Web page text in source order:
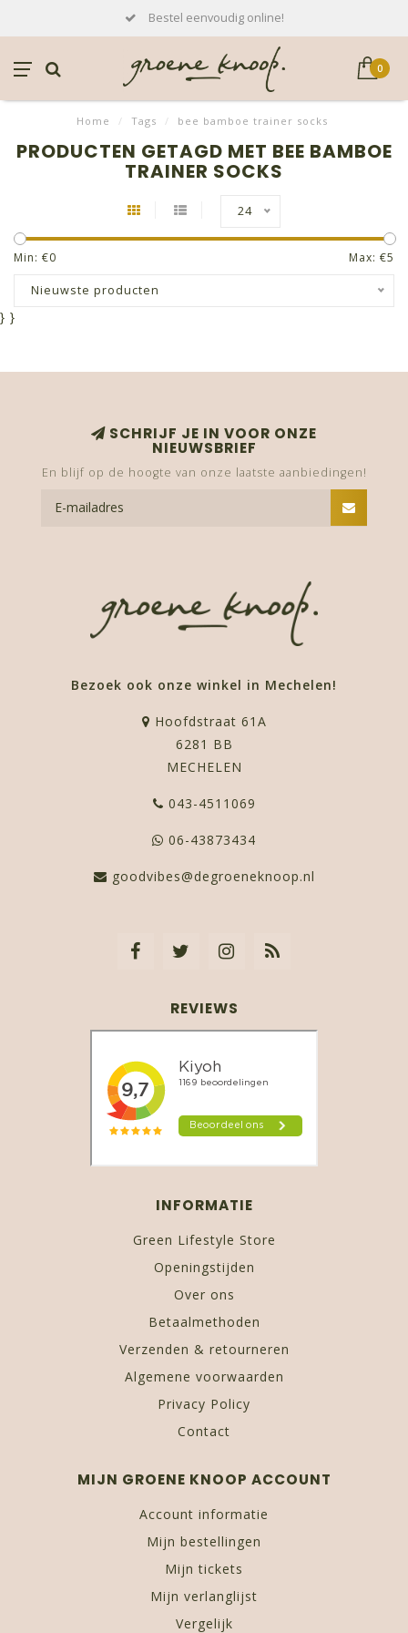
Bestel eenvoudig online!
0
Home / Tags / bee bamboe trainer socks
PRODUCTEN GETAGD MET BEE BAMBOE
TRAINER SOCKS
24
Min: €0 Max: €5
Nieuwste producten
} }
SCHRIJF JE IN VOOR ONZE
NIEUWSBRIEF
En blijf op de hoogte van onze laatste aanbiedingen!
Bezoek ook onze winkel in Mechelen!
Hoofdstraat 61A
6281 BB
MECHELEN
043-4511069
06-43873434
goodvibes@degroeneknoop.nl
REVIEWS
INFORMATIE
Green Lifestyle Store
Openingstijden
Over ons
Betaalmethoden
Verzenden & retourneren
Algemene voorwaarden
Privacy Policy
Contact
MIJN GROENE KNOOP ACCOUNT
Account informatie
Mijn bestellingen
Mijn tickets
Mijn verlanglijst
Vergelijk